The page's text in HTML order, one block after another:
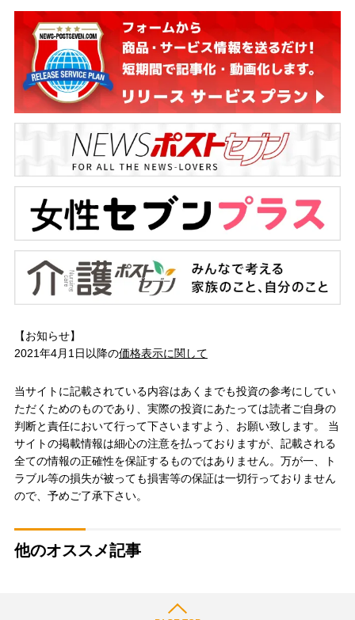
【お知らせ】
2021年4月1日以降の価格表示に関して
当サイトに記載されている内容はあくまでも投資の参考にしてい
ただくためのものであり、実際の投資にあたっては読者ご自身の
判断と責任において行って下さいますよう、お願い致します。 当
サイトの掲載情報は細心の注意を払っておりますが、記載される
全ての情報の正確性を保証するものではありません。万が一、ト
ラブル等の損失が被っても損害等の保証は一切行っておりません
ので、予めご了承下さい。
他のオススメ記事